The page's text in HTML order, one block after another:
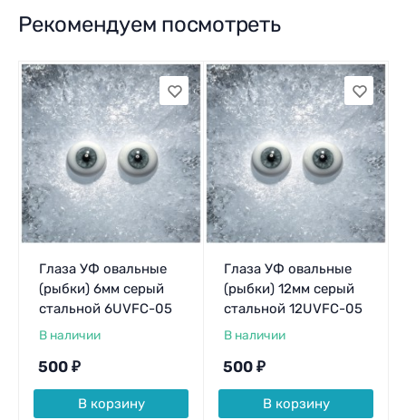
Рекомендуем посмотреть
Глаза УФ овальные
(рыбки) 6мм серый
стальной 6UVFC-05
В наличии
500 ₽
В корзину
Глаза УФ овальные
(рыбки) 12мм серый
стальной 12UVFC-05
В наличии
500 ₽
В корзину